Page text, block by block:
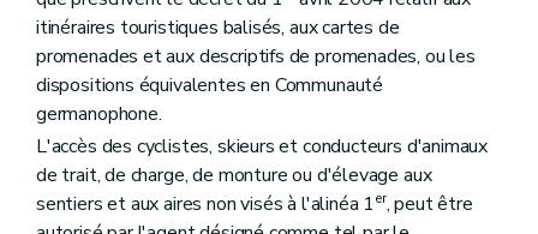
itinéraires touristiques balisés, aux cartes de
promenades et aux descriptifs de promenades, ou les
dispositions équivalentes en Communauté
germanophone.
L'accès des cyclistes, skieurs et conducteurs d'animaux
de trait, de charge, de monture ou d'élevage aux
sentiers et aux aires non visés à l'alinéa 1er, peut être